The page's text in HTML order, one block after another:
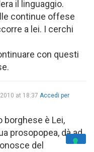
il linguaggio.
continue offese
a lei. I cerchi
con questi
at 18:37 Accedi per
borghese è Lei,
prosopopea, dà ad
del